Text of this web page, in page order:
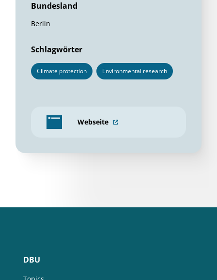
Bundesland
Berlin
Schlagwörter
Climate protection Environmental research
Webseite
DBU